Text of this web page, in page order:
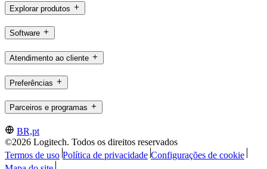
Explorar produtos
Software
Atendimento ao cliente
Preferências
Parceiros e programas
BR,pt
©2026 Logitech. Todos os direitos reservados
Termos de uso Política de privacidade Configurações de cookie